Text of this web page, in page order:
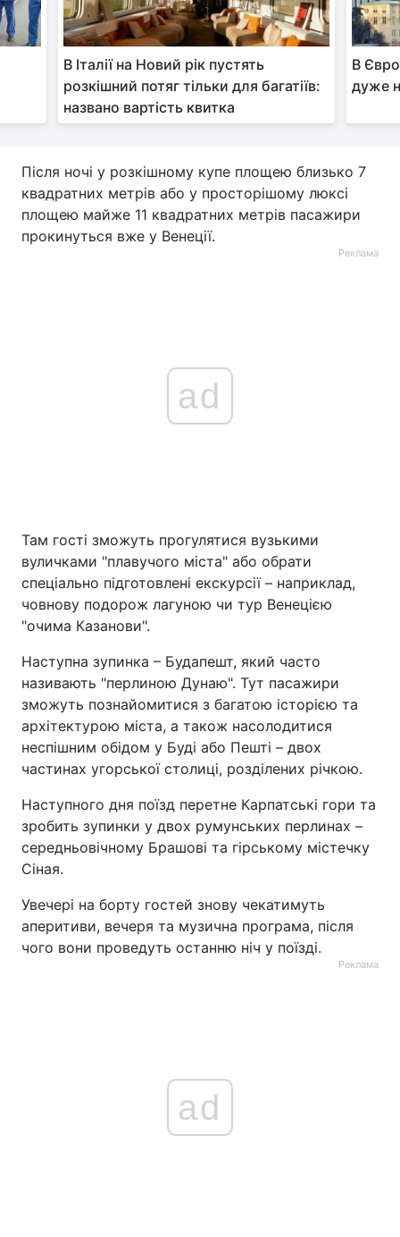
В Італії на Новий рік пустять
розкішний потяг тільки для багатіїв:
названо вартість квитка
В
дуже
Після ночі у розкішному купе площею близько 7
квадратних метрів або у просторішому люксі
площею майже 11 квадратних метрів пасажири
прокинуться вже у Венеції.
Реклама
ad
Там гості зможуть прогулятися вузькими
вуличками "плавучого міста" або обрати
спеціально підготовлені екскурсії – наприклад,
човнову подорож лагуною чи тур Венецією
"очима Казанови".
Наступна зупинка – Будапешт, який часто
називають "перлиною Дунаю". Тут пасажири
зможуть познайомитися з багатою історією та
архітектурою міста, а також насолодитися
неспішним обідом у Буді або Пешті – двох
частинах угорської столиці, розділених річкою.
Наступного дня поїзд перетне Карпатські гори та
зробить зупинки у двох румунських перлинах –
середньовічному Брашові та гірському містечку
Сіная.
Увечері на борту гостей знову чекатимуть
аперитиви, вечеря та музична програма, після
чого вони проведуть останню ніч у поїзді.
Реклама
ad